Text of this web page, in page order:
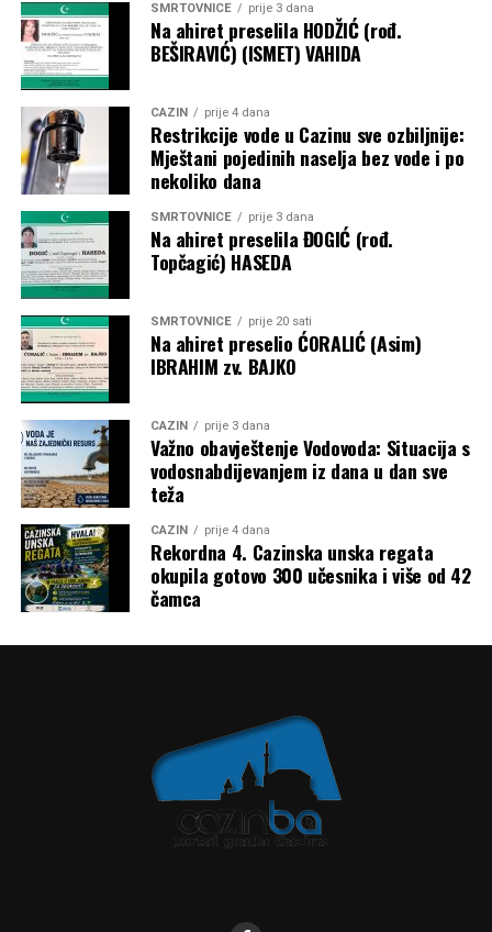
Bosanski Petrovac – 3.500 KM
Udruženje košarkaškog sporta “Mladost” –
Karate klub “Mladost” –1.500 KM
Objavljivanjem kompletne liste korisnika javnost je po prvi
put dobila detaljan uvid u raspodjelu dodatnih budžetskih
sredstava za sport. Ostaje otvoreno pitanje prema kojim su
kriterijima određeni pojedinačni iznosi, budući da
obrazloženje metodologije raspodjele nije objavljeno.
Post
Share
Mail
SMRTOVNICE prije 3 dana
Na ahiret preselila HODŽIĆ (rođ.
BEŠIRAVIĆ) (ISMET) VAHIDA
CAZIN prije 4 dana
Restrikcije vode u Cazinu sve ozbiljnije:
Mještani pojedinih naselja bez vode i po
nekoliko dana
SMRTOVNICE prije 3 dana
Na ahiret preselila ĐOGIĆ (rođ.
Topčagić) HASEDA
SMRTOVNICE prije 20 sati
Na ahiret preselio ĆORALIĆ (Asim)
IBRAHIM zv. BAJKO
CAZIN prije 3 dana
Važno obavještenje Vodovoda: Situacija s
vodosnabdijevanjem iz dana u dan sve
teža
CAZIN prije 4 dana
Rekordna 4. Cazinska unska regata
okupila gotovo 300 učesnika i više od 42
čamca